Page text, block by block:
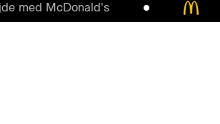
McDonald's